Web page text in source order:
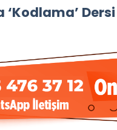
Dersi